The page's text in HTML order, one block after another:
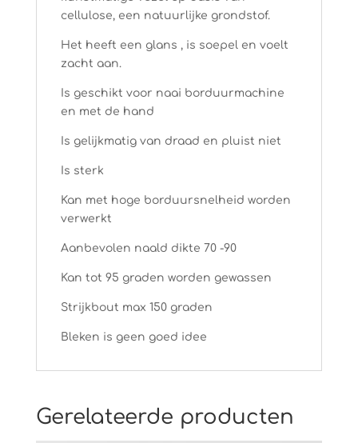
cellulose, een natuurlijke grondstof.
Het heeft een glans , is soepel en voelt
zacht aan.
Is geschikt voor naai borduurmachine
en met de hand
Is gelijkmatig van draad en pluist niet
Is sterk
Kan met hoge borduursnelheid worden
verwerkt
Aanbevolen naald dikte 70 -90
Kan tot 95 graden worden gewassen
Strijkbout max 150 graden
Bleken is geen goed idee
Gerelateerde producten